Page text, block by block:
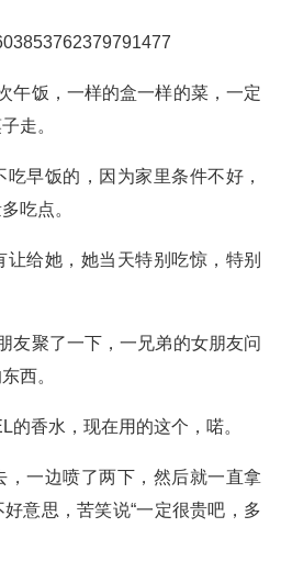
午饭，一样的盒一样的菜，一定
走。
早饭的，因为家里条件不好，
吃点。
给她，她当天特别吃惊，特别
聚了一下，一兄弟的女朋友问
西。
香水，现在用的这个，喏。
一边喷了两下，然后就一直拿
意思，苦笑说“一定很贵吧，多